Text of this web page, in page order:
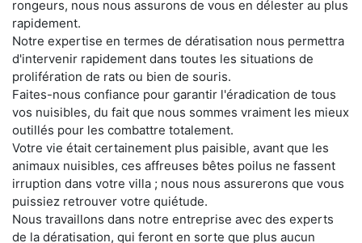
rongeurs, nous nous assurons de vous en délester au plus
rapidement.
Notre expertise en termes de dératisation nous permettra
d'intervenir rapidement dans toutes les situations de
prolifération de rats ou bien de souris.
Faites-nous confiance pour garantir l'éradication de tous
vos nuisibles, du fait que nous sommes vraiment les mieux
outillés pour les combattre totalement.
Votre vie était certainement plus paisible, avant que les
animaux nuisibles, ces affreuses bêtes poilus ne fassent
irruption dans votre villa ; nous nous assurerons que vous
puissiez retrouver votre quiétude.
Nous travaillons dans notre entreprise avec des experts
de la dératisation, qui feront en sorte que plus aucun